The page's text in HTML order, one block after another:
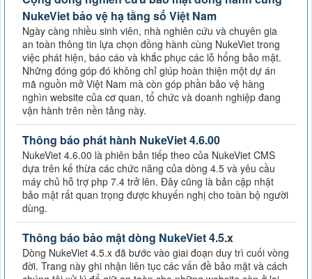
NukeViet bảo vệ hạ tầng số Việt Nam
Ngày càng nhiều sinh viên, nhà nghiên cứu và chuyên gia
an toàn thông tin lựa chọn đồng hành cùng NukeViet trong
việc phát hiện, báo cáo và khắc phục các lỗ hổng bảo mật.
Những đóng góp đó không chỉ giúp hoàn thiện một dự án
mã nguồn mở Việt Nam mà còn góp phần bảo vệ hàng
nghìn website của cơ quan, tổ chức và doanh nghiệp đang
vận hành trên nền tảng này.
Thông báo phát hành NukeViet 4.6.00
NukeViet 4.6.00 là phiên bản tiếp theo của NukeViet CMS
dựa trên kế thừa các chức năng của dòng 4.5 và yêu cầu
máy chủ hỗ trợ php 7.4 trở lên. Đây cũng là bản cập nhật
bảo mật rất quan trọng được khuyến nghị cho toàn bộ người
dùng.
Thông báo bảo mật dòng NukeViet 4.5.x
Dòng NukeViet 4.5.x đã bước vào giai đoạn duy trì cuối vòng
đời. Trang này ghi nhận liên tục các vấn đề bảo mật và cách